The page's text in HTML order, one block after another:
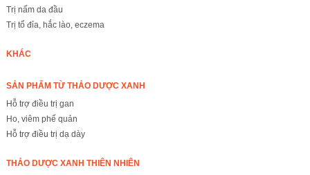
Trị nấm da đầu
Trị tổ đỉa, hắc lào, eczema
KHÁC
SẢN PHẨM TỪ THẢO DƯỢC XANH
Hỗ trợ điều trị gan
Ho, viêm phế quản
Hỗ trợ điều trị dạ dày
THẢO DƯỢC XANH THIÊN NHIÊN